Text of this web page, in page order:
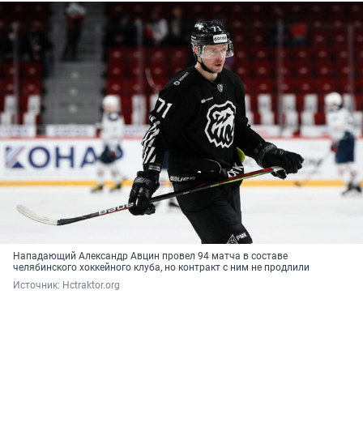
Нападающий Александр Авцин провел 94 матча в составе
челябинского хоккейного клуба, но контракт с ним не продлили
Источник: Hctraktor.org